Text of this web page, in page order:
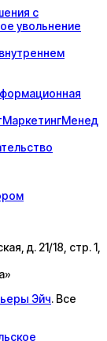
с
увольнение
МаркетингМенед
д. 21/18, стр. 1,
Эйч. Все